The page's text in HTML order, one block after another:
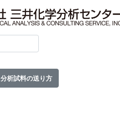
分析試料の送り方